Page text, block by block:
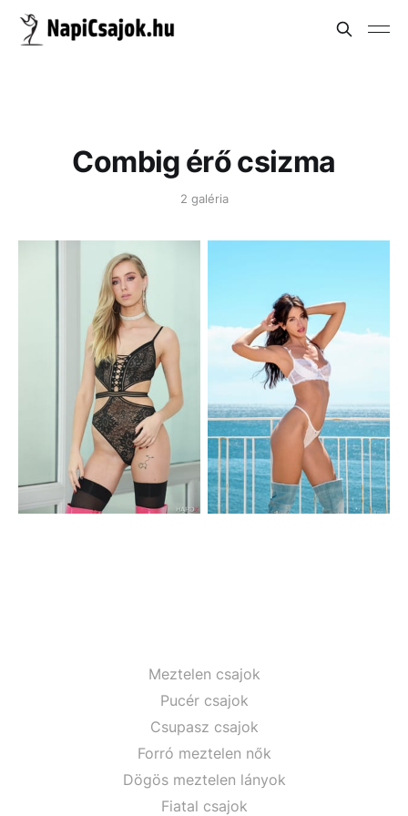
Combig érő csizma
2 galéria
Meztelen csajok
Pucér csajok
Csupasz csajok
Forró meztelen nők
Dögös meztelen lányok
Fiatal csajok